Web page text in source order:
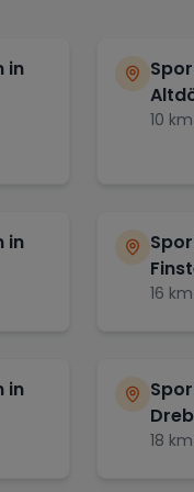
in
10
in
16
in
18